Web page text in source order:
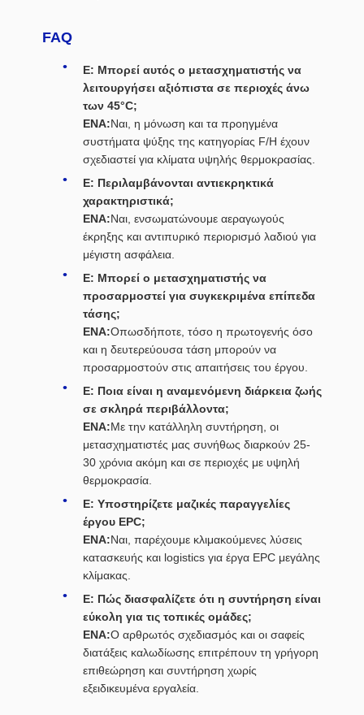
FAQ
Ε: Μπορεί αυτός ο μετασχηματιστής να
λειτουργήσει αξιόπιστα σε περιοχές άνω
των 45°C;
ΕΝΑ:Ναι, η μόνωση και τα προηγμένα
συστήματα ψύξης της κατηγορίας F/H έχουν
σχεδιαστεί για κλίματα υψηλής θερμοκρασίας.
Ε: Περιλαμβάνονται αντιεκρηκτικά
χαρακτηριστικά;
ΕΝΑ:Ναι, ενσωματώνουμε αεραγωγούς
έκρηξης και αντιπυρικό περιορισμό λαδιού για
μέγιστη ασφάλεια.
Ε: Μπορεί ο μετασχηματιστής να
προσαρμοστεί για συγκεκριμένα επίπεδα
τάσης;
ΕΝΑ:Οπωσδήποτε, τόσο η πρωτογενής όσο
και η δευτερεύουσα τάση μπορούν να
προσαρμοστούν στις απαιτήσεις του έργου.
Ε: Ποια είναι η αναμενόμενη διάρκεια ζωής
σε σκληρά περιβάλλοντα;
ΕΝΑ:Με την κατάλληλη συντήρηση, οι
μετασχηματιστές μας συνήθως διαρκούν 25-
30 χρόνια ακόμη και σε περιοχές με υψηλή
θερμοκρασία.
Ε: Υποστηρίζετε μαζικές παραγγελίες
έργου EPC;
ΕΝΑ:Ναι, παρέχουμε κλιμακούμενες λύσεις
κατασκευής και logistics για έργα EPC μεγάλης
κλίμακας.
Ε: Πώς διασφαλίζετε ότι η συντήρηση είναι
εύκολη για τις τοπικές ομάδες;
ΕΝΑ:Ο αρθρωτός σχεδιασμός και οι σαφείς
διατάξεις καλωδίωσης επιτρέπουν τη γρήγορη
επιθεώρηση και συντήρηση χωρίς
εξειδικευμένα εργαλεία.